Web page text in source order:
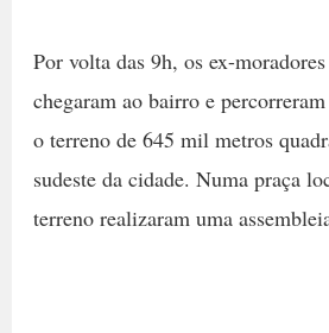
Por volta das 9h, os ex-
chegaram ao bairro e
o terreno de 645 mil metros
sudeste da cidade. Numa praça
terreno realizaram uma